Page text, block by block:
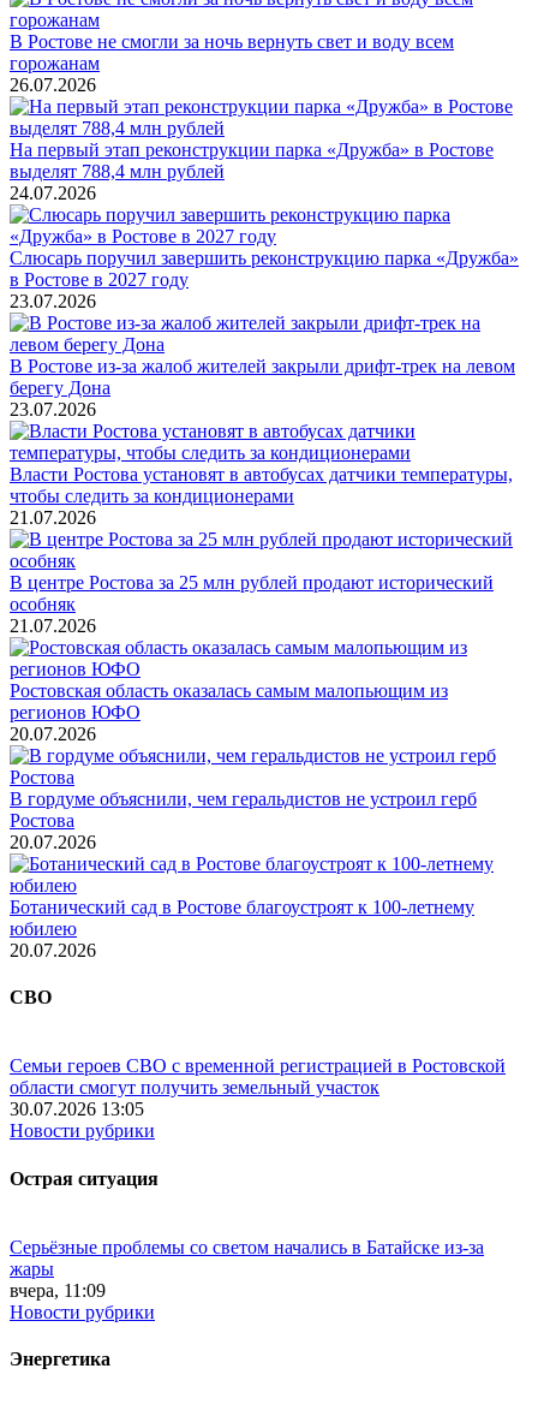
В Ростове не смогли за ночь вернуть свет и воду всем
горожанам
26.07.2026
На первый этап реконструкции парка «Дружба» в Ростове
выделят 788,4 млн рублей
24.07.2026
Слюсарь поручил завершить реконструкцию парка «Дружба»
в Ростове в 2027 году
23.07.2026
В Ростове из-за жалоб жителей закрыли дрифт-трек на левом
берегу Дона
23.07.2026
Власти Ростова установят в автобусах датчики температуры,
чтобы следить за кондиционерами
21.07.2026
В центре Ростова за 25 млн рублей продают исторический
особняк
21.07.2026
Ростовская область оказалась самым малопьющим из
регионов ЮФО
20.07.2026
В гордуме объяснили, чем геральдистов не устроил герб
Ростова
20.07.2026
Ботанический сад в Ростове благоустроят к 100-летнему
юбилею
20.07.2026
СВО
Семьи героев СВО с временной регистрацией в Ростовской
области смогут получить земельный участок
30.07.2026 13:05
Новости рубрики
Острая ситуация
Серьёзные проблемы со светом начались в Батайске из-за
жары
вчера, 11:09
Новости рубрики
Энергетика